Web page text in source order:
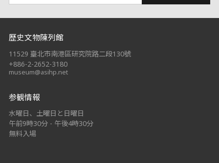
:::
歷史文物陳列館
11529 臺北市南港區研究院路二段130號
+886-2-2652-3180
museum@asihp.net
参観情報
水曜日、土曜日と日曜日
午前9時30分 - 午後4時30分
無料入場